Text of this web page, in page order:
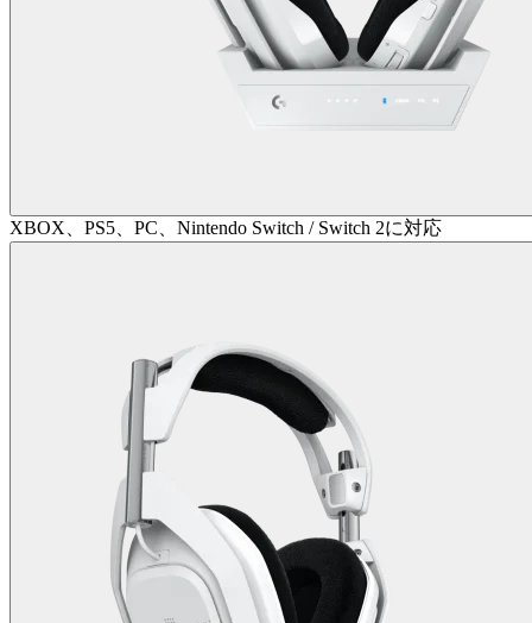
XBOX、PS5、PC、Nintendo Switch / Switch 2に対応